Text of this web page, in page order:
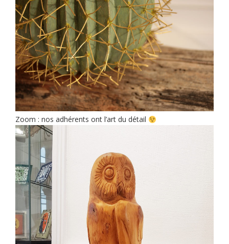
Zoom : nos adhérents ont l’art du détail